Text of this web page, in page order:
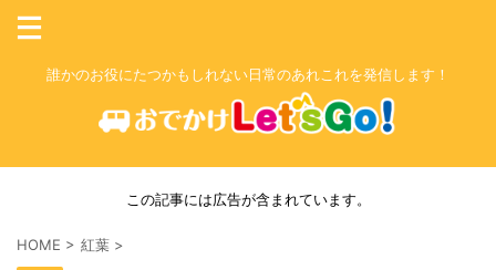
誰かのお役にたつかもしれない日常のあれこれを発信します！
この記事には広告が含まれています。
HOME > 紅葉 >